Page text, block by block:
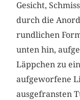
Gesicht,
durch die
rundlichen
unten hin,
Läppchen zu
aufgeworfene
ausgefransten